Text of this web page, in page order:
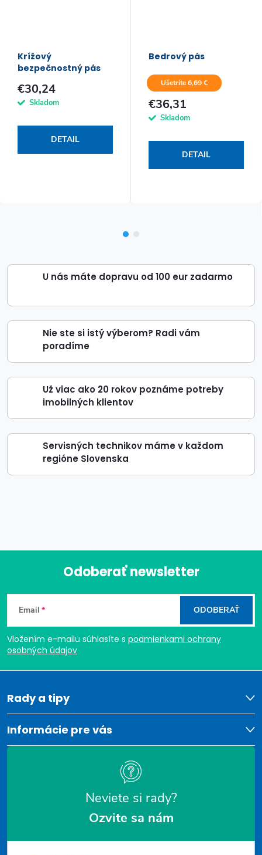
Krížový
bezpečnostný pás
€30,24
Skladom
DETAIL
Bedrový pás
Ušetríte 6,69 €
€36,31
Skladom
DETAIL
U nás máte dopravu od 100 eur zadarmo
Nie ste si istý výberom? Radi vám
poradíme
Už viac ako 20 rokov poznáme potreby
imobilných klientov
Servisných technikov máme v každom
regióne Slovenska
Z
á
p
ä
t
e
Odoberať newsletter
Email
Vložením e-mailu súhlasíte s podmienkami ochrany
osobných údajov
ODOBERAŤ
Rady a tipy
Informácie pre vás
Neviete si rady?
Ozvite sa nám